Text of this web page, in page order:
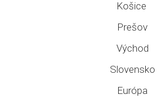
Košice
Prešov
Východ
Slovensko
Európa